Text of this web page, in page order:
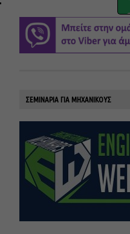
ΣΕΜΙΝΑΡΙΑ ΓΙΑ ΜΗΧΑΝΙΚΟΥΣ